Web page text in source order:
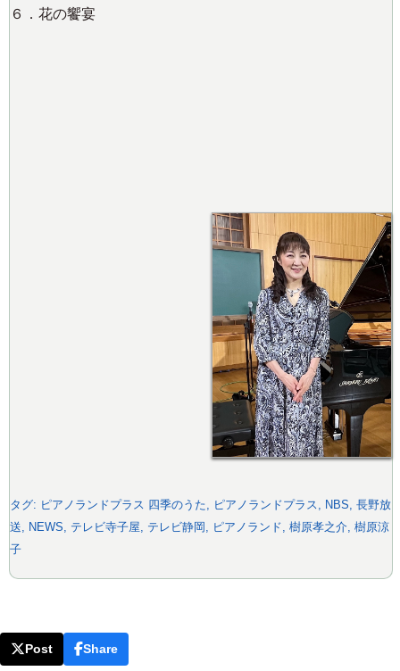
６．花の饗宴
タグ: ピアノランドプラス 四季のうた ピアノランドプラス NBS 長野放
送
NEWS テレビ寺子屋 テレビ静岡 ピアノランド 樹原孝之介 樹原涼
子
Post Share